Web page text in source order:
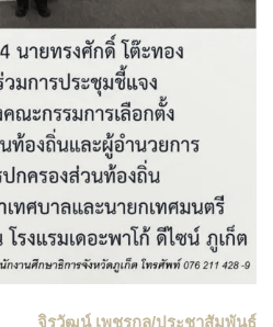
จิรวัฒน์ เพชรกุล/ประชาสัมพันธ์